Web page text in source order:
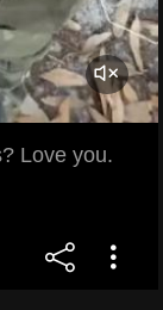
Love you.